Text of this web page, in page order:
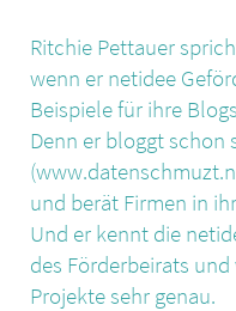
Ritchie Pettauer
wenn er netidee
Beispiele für ihre
Denn er bloggt schon
und berät Firmen in
Und er kennt die
des Förderbeirats
Projekte sehr genau.